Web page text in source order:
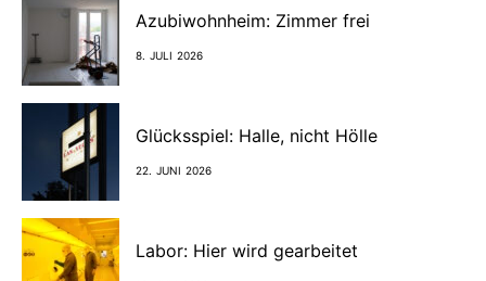
Azubiwohnheim: Zimmer frei
8. JULI 2026
Glücksspiel: Halle, nicht Hölle
22. JUNI 2026
Labor: Hier wird gearbeitet